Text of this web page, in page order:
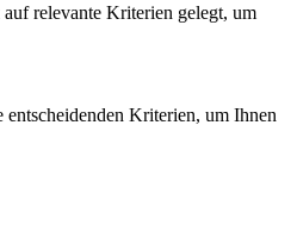
relevante Kriterien gelegt, um
Kriterien, um Ihnen